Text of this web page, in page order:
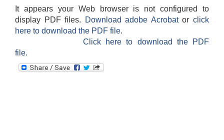
It appears your Web browser is not configured to
display PDF files.
Download adobe Acrobatorclick
here to download the PDF file.
Click here to download the PDF
file.